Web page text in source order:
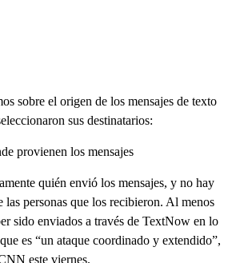
sobre el origen de los mensajes de texto
sus destinatarios:
provienen los mensajes
quién envió los mensajes, y no hay
las personas que los recibieron. Al menos
sido enviados a través de TextNow en lo
es “un ataque coordinado y extendido”,
este viernes.